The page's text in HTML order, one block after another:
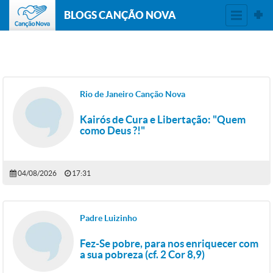
BLOGS CANÇÃO NOVA
Rio de Janeiro Canção Nova
Kairós de Cura e Libertação: "Quem
como Deus ?!"
04/08/2026 17:31
Padre Luizinho
Fez-Se pobre, para nos enriquecer com
a sua pobreza (cf. 2 Cor 8,9)